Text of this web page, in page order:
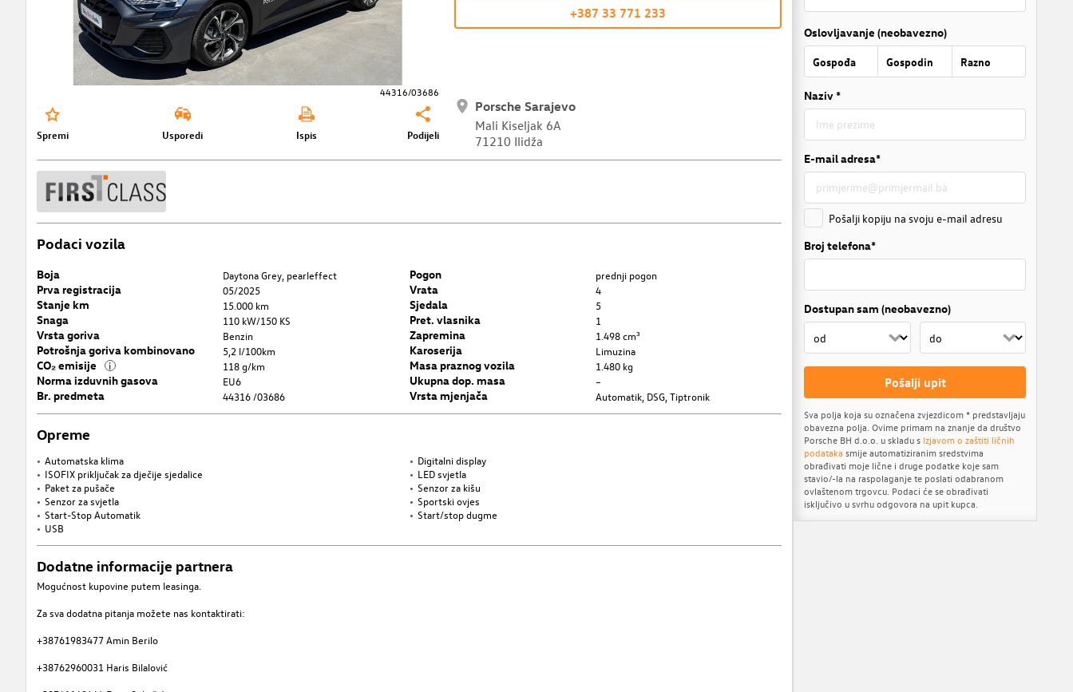
44316/03686
+387 33 771 233
Porsche Sarajevo
Mali Kiseljak 6A
71210 Ilidža
Spremi Usporedi Ispis Podijeli
Podaci vozila
Boja Daytona Grey, pearleffect
Prva registracija 05/2025
Stanje km 15.000 km
Snaga 110 kW/150 KS
Vrsta goriva Benzin
Potrošnja goriva kombinovano 5,2 l/100km
CO₂ emisije i 118 g/km
Norma izduvnih gasova EU6
Br. predmeta 44316 /03686
Pogon prednji pogon
Vrata 4
Sjedala 5
Pret. vlasnika 1
Zapremina 1.498 cm³
Karoserija Limuzina
Masa praznog vozila 1.480 kg
Ukupna dop. masa –
Vrsta mjenjača Automatik, DSG, Tiptronik
Opreme
Automatska klima
Digitalni display
ISOFIX priključak za dječije sjedalice
LED svjetla
Paket za pušače
Senzor za kišu
Senzor za svjetla
Sportski ovjes
Start-Stop Automatik
Start/stop dugme
USB
Dodatne informacije partnera
Mogućnost kupovine putem leasinga.
Za sva dodatna pitanja možete nas kontaktirati:
+38761983477 Amin Berilo
+38762960031 Haris Bilalović
Oslovljavanje (neobavezno)
Gospođa Gospodin Razno
Naziv *
E-mail adresa*
Pošalji kopiju na svoju e-mail adresu
Broj telefona*
Dostupan sam (neobavezno)
Pošalji upit
Sva polja koja su označena zvjezdicom * predstavljaju
obavezna polja. Ovime primam na znanje da društvo
Porsche BH d.o.o. u skladu s Izjavom o zaštiti ličnih
podataka smije automatiziranim sredstvima
obrađivati moje lične i druge podatke koje sam
stavio/-la na raspolaganje te poslati odabranom
ovlaštenom trgovcu. Podaci će se obrađivati
isključivo u svrhu odgovora na upit kupca.